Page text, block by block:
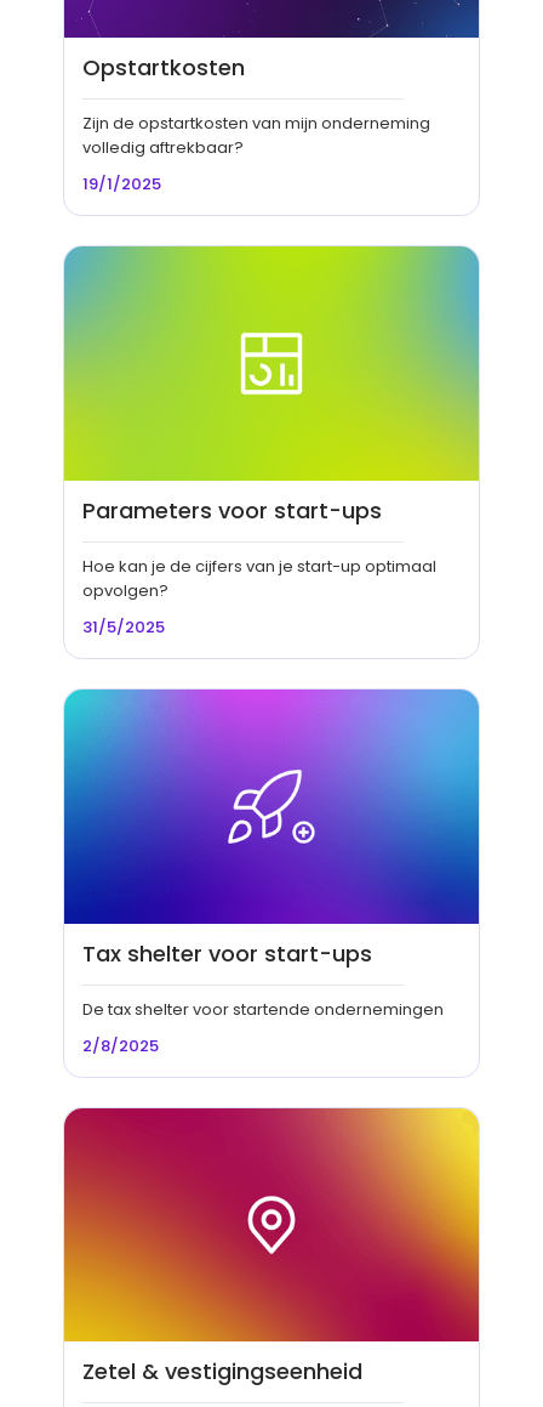
Opstartkosten
Zijn de opstartkosten van mijn onderneming
volledig aftrekbaar?
19/1/2025
Parameters voor start-ups
Hoe kan je de cijfers van je start-up optimaal
opvolgen?
31/5/2025
Tax shelter voor start-ups
De tax shelter voor startende ondernemingen
2/8/2025
Zetel & vestigingseenheid